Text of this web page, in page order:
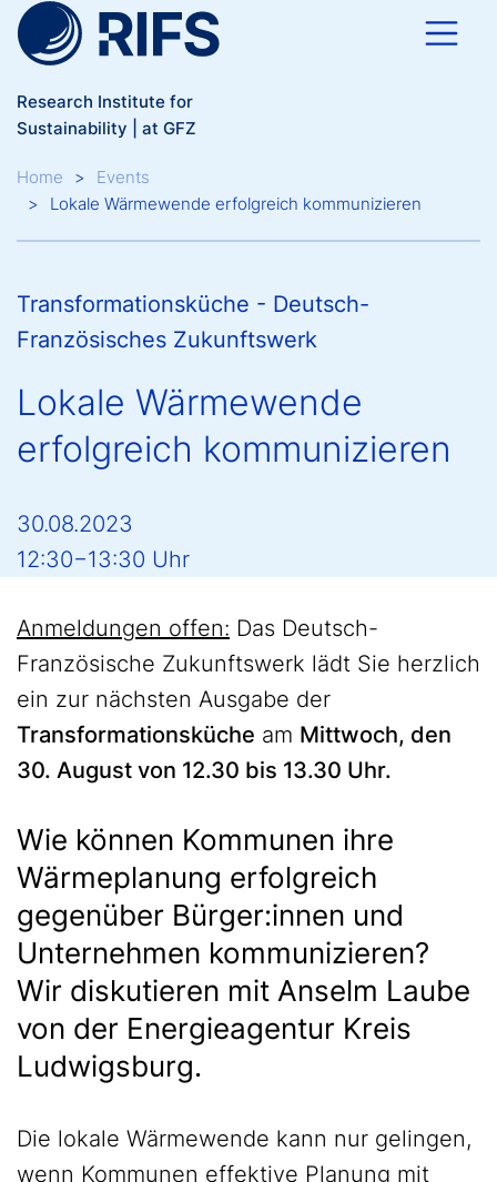
Skip to main content
Research Institute for
Sustainability | at GFZ
Breadcrumb
Home
Events
Lokale Wärmewende erfolgreich kommunizieren
Transformationsküche - Deutsch-
Französisches Zukunftswerk
Lokale Wärmewende
erfolgreich kommunizieren
30.08.2023
12:30−13:30 Uhr
Anmeldungen offen: Das Deutsch-
Französische Zukunftswerk lädt Sie herzlich
ein zur nächsten Ausgabe der
Transformationsküche am Mittwoch, den
30. August von 12.30 bis 13.30 Uhr.
Wie können Kommunen ihre
Wärmeplanung erfolgreich
gegenüber Bürger:innen und
Unternehmen kommunizieren?
Wir diskutieren mit Anselm Laube
von der Energieagentur Kreis
Ludwigsburg.
Die lokale Wärmewende kann nur gelingen,
wenn Kommunen effektive Planung mit